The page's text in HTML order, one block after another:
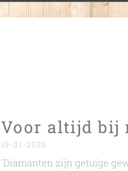
Voor altijd bij
19-01-2026
'Diamanten zijn getuige